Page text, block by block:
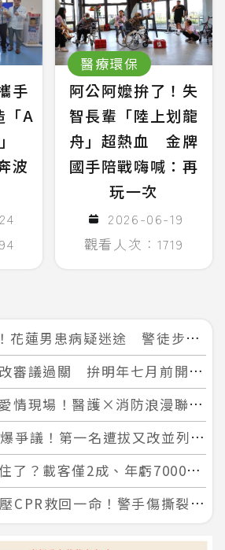
手
「A
」
波
醫療環保
阿公阿嬤拚了！失
智長輩「陸上划龍
舟」超熱血 金牌
國手陪戰嗨喊：再
玩一次
2026-06-19
觀看人次：1719
患病疑迷途 警徒步百米急尋救回一命
拚明年七月前開工！台北花蓮2小時生活圈成形
！醫護×消防浪漫聯誼 32人配對成功5對
第一名遭拔又改並列 家長怒：難以接受
僅2成、年虧7000萬 華信喊：真的快飛不下去
命！警手傷撕裂仍不放手 竟救到藝人何篤霖哥哥